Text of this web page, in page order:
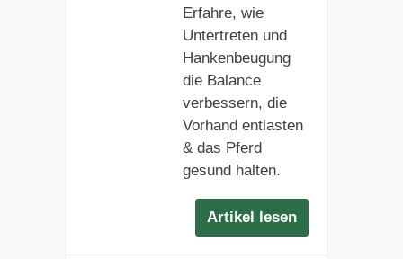
Erfahre, wie
Untertreten und
Hankenbeugung
die Balance
verbessern, die
Vorhand entlasten
& das Pferd
gesund halten.
Artikel lesen